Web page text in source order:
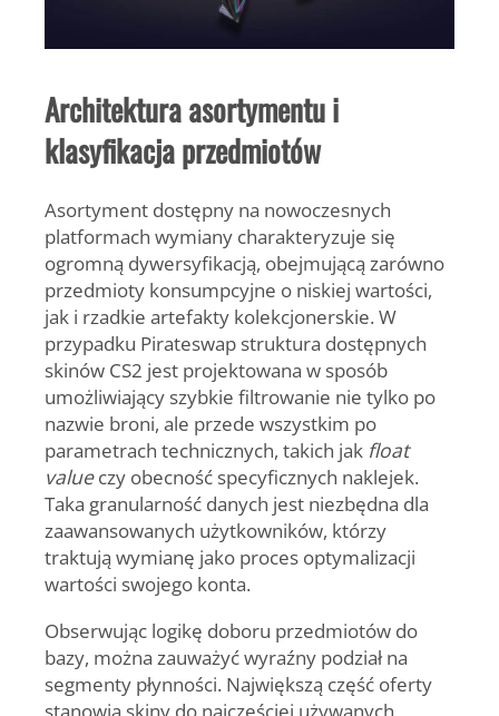
Architektura asortymentu i
klasyfikacja przedmiotów
Asortyment dostępny na nowoczesnych
platformach wymiany charakteryzuje się
ogromną dywersyfikacją, obejmującą zarówno
przedmioty konsumpcyjne o niskiej wartości,
jak i rzadkie artefakty kolekcjonerskie. W
przypadku Pirateswap struktura dostępnych
skinów CS2 jest projektowana w sposób
umożliwiający szybkie filtrowanie nie tylko po
nazwie broni, ale przede wszystkim po
parametrach technicznych, takich jak float
valueczy obecność specyficznych naklejek.
Taka granularność danych jest niezbędna dla
zaawansowanych użytkowników, którzy
traktują wymianę jako proces optymalizacji
wartości swojego konta.
Obserwując logikę doboru przedmiotów do
bazy, można zauważyć wyraźny podział na
segmenty płynności. Największą część oferty
stanowią skiny do najczęściej używanych